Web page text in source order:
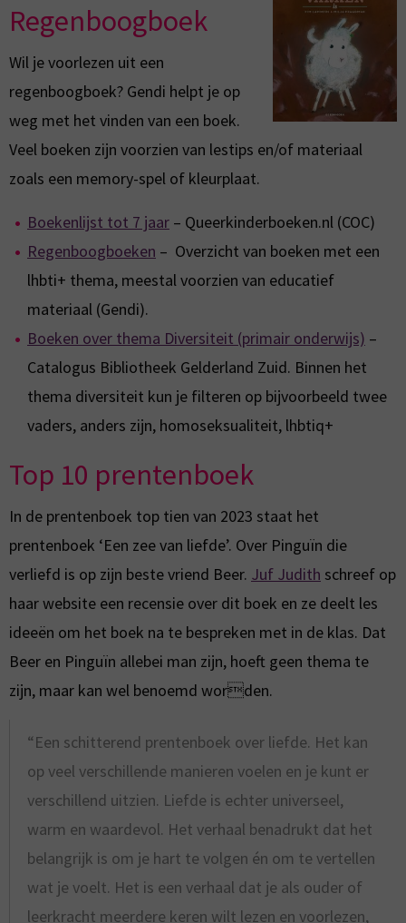
Regenboogboek
Wil je voorlezen uit een
regenboogboek? Gendi helpt je op
weg met het vinden van een boek.
Veel boeken zijn voorzien van lestips en/of materiaal
zoals een memory-spel of kleurplaat.
Boekenlijst tot 7 jaar – Queerkinderboeken.nl (COC)
Regenboogboeken – Overzicht van boeken met een
lhbti+ thema, meestal voorzien van educatief
materiaal (Gendi).
Boeken over thema Diversiteit (primair onderwijs) –
Catalogus Bibliotheek Gelderland Zuid. Binnen het
thema diversiteit kun je filteren op bijvoorbeeld twee
vaders, anders zijn, homoseksualiteit, lhbtiq+
Top 10 prentenboek
In de prentenboek top tien van 2023 staat het
prentenboek ‘Een zee van liefde’. Over Pinguïn die
verliefd is op zijn beste vriend Beer. Juf Judith schreef op
haar website een recensie over dit boek en ze deelt les
ideeën om het boek na te bespreken met in de klas. Dat
Beer en Pinguïn allebei man zijn, hoeft geen thema te
zijn, maar kan wel benoemd worden.
“Een schitterend prentenboek over liefde. Het kan
op veel verschillende manieren voelen en je kunt er
verschillend uitzien. Liefde is echter universeel,
warm en waardevol. Het verhaal benadrukt dat het
belangrijk is om je hart te volgen én om te vertellen
wat je voelt. Het is een verhaal dat je als ouder of
leerkracht meerdere keren wilt lezen en voorlezen,